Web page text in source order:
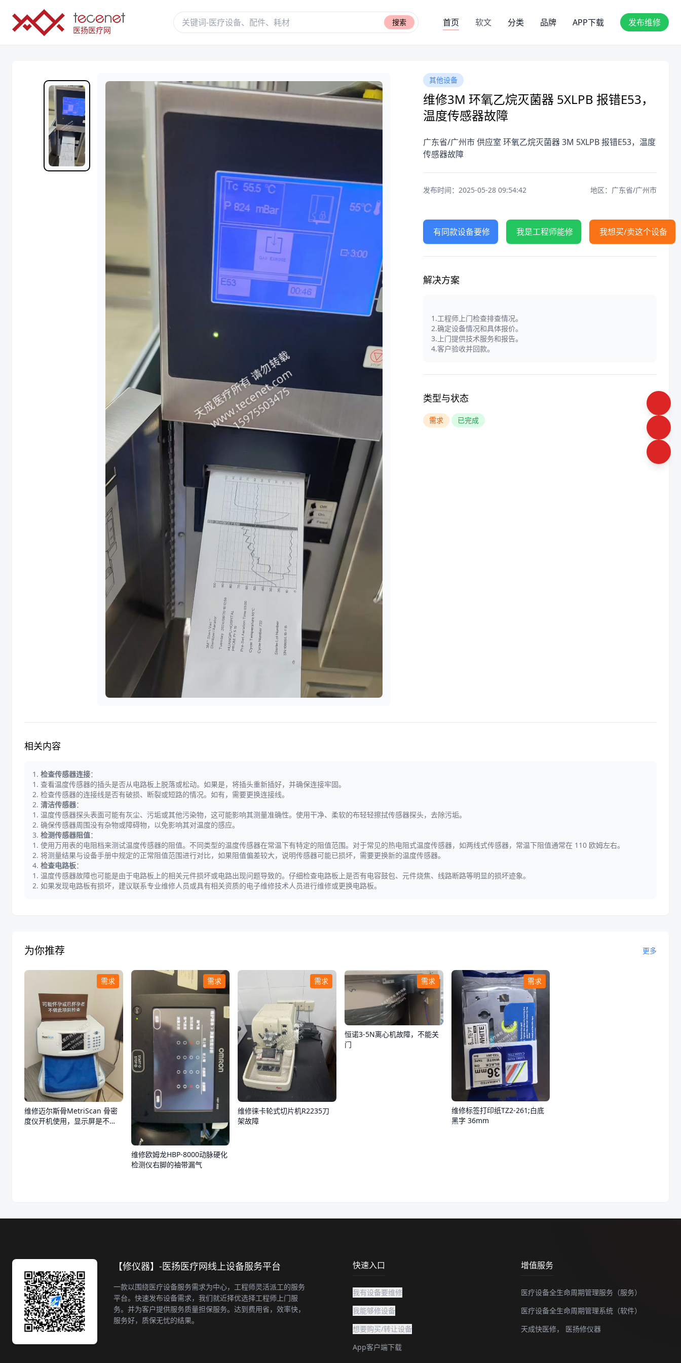
医扬医疗网
搜索 首页 软文 分类 品牌 APP下载 发布维修
其他设备
维修3M 环氧乙烷灭菌器 5XLPB 报错E53，
温度传感器故障
广东省/广州市 供应室 环氧乙烷灭菌器 3M 5XLPB 报错E53，温度
传感器故障
发布时间：2025-05-28 09:54:42 地区：广东省/广州市
有同款设备要修 我是工程师能修 我想买/卖这个设备
解决方案
1.工程师上门检查排查情况。
2.确定设备情况和具体报价。
3.上门提供技术服务和报告。
4.客户验收并回款。
类型与状态
需求 已完成
相关内容
1. 检查传感器连接：
1. 查看温度传感器的插头是否从电路板上脱落或松动。如果是，将插头重新插好，并确保连接牢固。
2. 检查传感器的连接线是否有破损、断裂或短路的情况。如有，需要更换连接线。
2. 清洁传感器：
1. 温度传感器探头表面可能有灰尘、污垢或其他污染物，这可能影响其测量准确性。使用干净、柔软的布轻轻擦拭传感器探头，去除污垢。
2. 确保传感器周围没有杂物或障碍物，以免影响其对温度的感应。
3. 检测传感器阻值：
1. 使用万用表的电阻档来测试温度传感器的阻值。不同类型的温度传感器在常温下有特定的阻值范围。对于常见的热电阻式温度传感器，如两线式传感器，常温下阻值通常在 110 欧姆左右。
2. 将测量结果与设备手册中规定的正常阻值范围进行对比，如果阻值偏差较大，说明传感器可能已损坏，需要更换新的温度传感器。
4. 检查电路板：
1. 温度传感器故障也可能是由于电路板上的相关元件损坏或电路出现问题导致的。仔细检查电路板上是否有电容鼓包、元件烧焦、线路断路等明显的损坏迹象。
2. 如果发现电路板有损坏，建议联系专业维修人员或具有相关资质的电子维修技术人员进行维修或更换电路板。
为你推荐 更多
需求
维修迈尔斯骨MetriScan 骨密
度仪开机使用，显示屏是不
需求
维修欧姆龙HBP-8000动脉硬化
检测仪右脚的袖带漏气
需求
维修徕卡轮式切片机R2235刀
架故障
需求
恒诺3-5N离心机故障，不能关
门
需求
维修标签打印纸TZ2-261;白底
黑字 36mm
【修仪器】-医扬医疗网线上设备服务平台
一款以围绕医疗设备服务需求为中心，工程师灵活派工的服务
平台。快速发布设备需求，我们就近择优选择工程师上门服
务。并为客户提供服务质量担保服务。达到费用省，效率快，
服务好，质保无忧的结果。
快速入口
我有设备要维修
我能够修设备
想要购买/转让设备
App客户端下载
增值服务
医疗设备全生命周期管理服务（服务）
医疗设备全生命周期管理系统（软件）
天成快医修，
医扬修仪器